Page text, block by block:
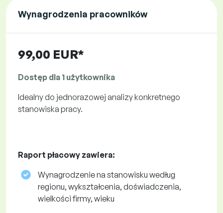
Wynagrodzenia pracowników
99,00 EUR*
Dostęp dla 1 użytkownika
Idealny do jednorazowej analizy konkretnego
stanowiska pracy.
Raport płacowy zawiera:
Wynagrodzenie na stanowisku według
regionu, wykształcenia, doświadczenia,
wielkości firmy, wieku